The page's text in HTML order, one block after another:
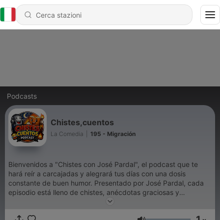
Podcasts
Chistes,cuentos
La Comedia 195 - Migración
Bienvenidos a "Chistes con José Pardal", el podcast que te
hará reír a carcajadas y alegrará tus días con una dosis
constante de buen humor. Presentado por José Pardal, cada
episodio está lleno de chistes, anécdotas graciosas y
ocurrencias que te sacarán una sonrisa y harán que tu jornada